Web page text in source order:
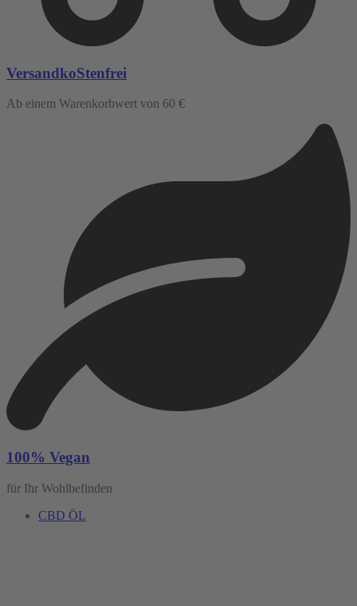
VersandkoStenfrei
Ab einem Warenkorbwert von 60 €
100% Vegan
für Ihr Wohlbefinden
CBD ÖL